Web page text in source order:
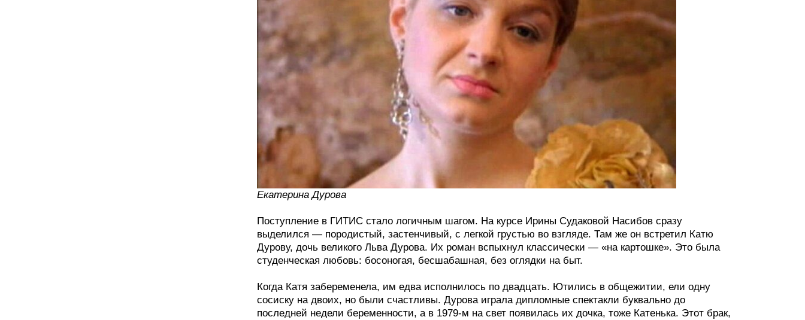
Екатерина Дурова
Поступление в ГИТИС стало логичным шагом. На курсе Ирины Судаковой Насибов сразу
выделился — породистый, застенчивый, с легкой грустью во взгляде. Там же он встретил Катю
Дурову, дочь великого Льва Дурова. Их роман вспыхнул классически — «на картошке». Это была
студенческая любовь: босоногая, бесшабашная, без оглядки на быт.
Когда Катя забеременела, им едва исполнилось по двадцать. Ютились в общежитии, ели одну
сосиску на двоих, но были счастливы. Дурова играла дипломные спектакли буквально до
последней недели беременности, а в 1979-м на свет появилась их дочка, тоже Катенька. Этот брак,